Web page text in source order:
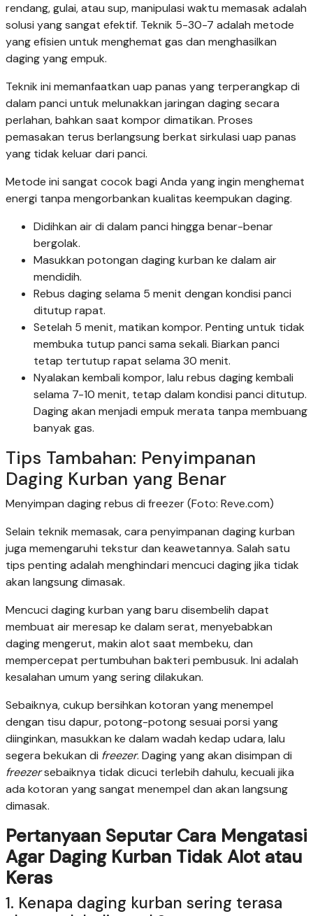
rendang, gulai, atau sup, manipulasi waktu memasak adalah
solusi yang sangat efektif. Teknik 5-30-7 adalah metode
yang efisien untuk menghemat gas dan menghasilkan
daging yang empuk.
Teknik ini memanfaatkan uap panas yang terperangkap di
dalam panci untuk melunakkan jaringan daging secara
perlahan, bahkan saat kompor dimatikan. Proses
pemasakan terus berlangsung berkat sirkulasi uap panas
yang tidak keluar dari panci.
Metode ini sangat cocok bagi Anda yang ingin menghemat
energi tanpa mengorbankan kualitas keempukan daging.
Didihkan air di dalam panci hingga benar-benar
bergolak.
Masukkan potongan daging kurban ke dalam air
mendidih.
Rebus daging selama 5 menit dengan kondisi panci
ditutup rapat.
Setelah 5 menit, matikan kompor. Penting untuk tidak
membuka tutup panci sama sekali. Biarkan panci
tetap tertutup rapat selama 30 menit.
Nyalakan kembali kompor, lalu rebus daging kembali
selama 7-10 menit, tetap dalam kondisi panci ditutup.
Daging akan menjadi empuk merata tanpa membuang
banyak gas.
Tips Tambahan: Penyimpanan
Daging Kurban yang Benar
Menyimpan daging rebus di freezer (Foto: Reve.com)
Selain teknik memasak, cara penyimpanan daging kurban
juga memengaruhi tekstur dan keawetannya. Salah satu
tips penting adalah menghindari mencuci daging jika tidak
akan langsung dimasak.
Mencuci daging kurban yang baru disembelih dapat
membuat air meresap ke dalam serat, menyebabkan
daging mengerut, makin alot saat membeku, dan
mempercepat pertumbuhan bakteri pembusuk. Ini adalah
kesalahan umum yang sering dilakukan.
Sebaiknya, cukup bersihkan kotoran yang menempel
dengan tisu dapur, potong-potong sesuai porsi yang
diinginkan, masukkan ke dalam wadah kedap udara, lalu
segera bekukan di freezer. Daging yang akan disimpan di
freezersebaiknya tidak dicuci terlebih dahulu, kecuali jika
ada kotoran yang sangat menempel dan akan langsung
dimasak.
Pertanyaan Seputar Cara Mengatasi
Agar Daging Kurban Tidak Alot atau
Keras
1. Kenapa daging kurban sering terasa